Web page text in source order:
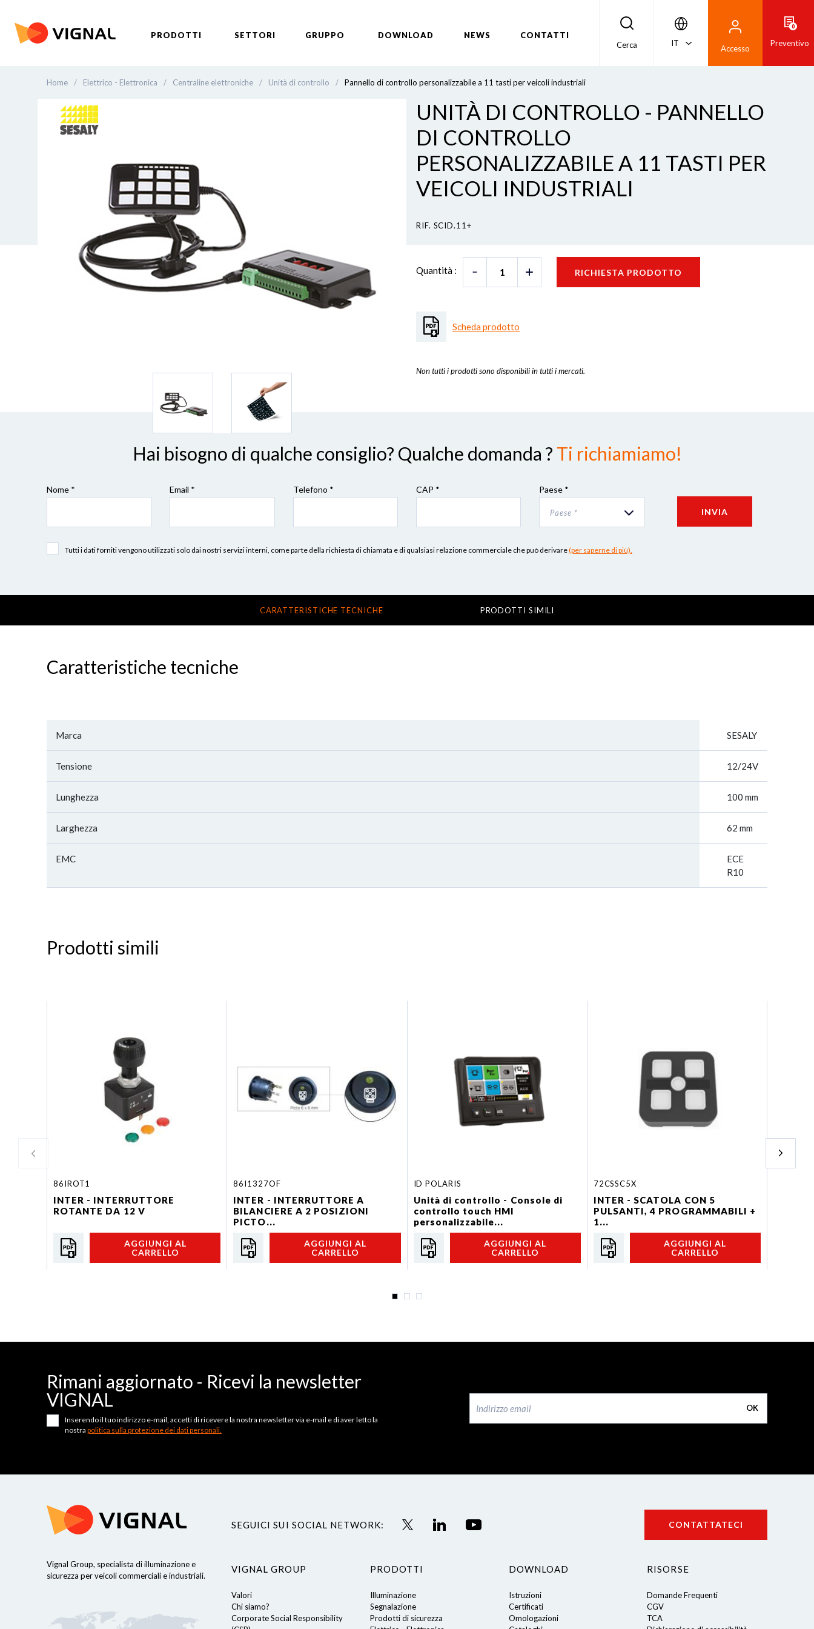
PRODOTTI SETTORI GRUPPO DOWNLOAD NEWS
CONTATTI
Cerca
IT
Accesso
0
Preventivo
Home / Elettrico - Elettronica / Centraline elettroniche / Unità di controllo / Pannello di controllo personalizzabile a 11 tasti per veicoli industriali
UNITÀ DI CONTROLLO - PANNELLO
DI CONTROLLO
PERSONALIZZABILE A 11 TASTI PER
VEICOLI INDUSTRIALI
RIF. SCID.11+
Quantità : RICHIESTA PRODOTTO
Scheda prodotto
Non tutti i prodotti sono disponibili in tutti i mercati.
Hai bisogno di qualche consiglio? Qualche domanda ? Ti richiamiamo!
Nome * Email * Telefono * CAP * Paese *
Paese * INVIA
Tutti i dati forniti vengono utilizzati solo dai nostri servizi interni, come parte della richiesta di chiamata e di qualsiasi relazione commerciale che può derivare(per saperne di più).
CARATTERISTICHE TECNICHE PRODOTTI SIMILI
Caratteristiche tecniche
Marca SESALY
Tensione 12/24V
Lunghezza 100 mm
Larghezza 62 mm
EMC
ECE
R10
Prodotti simili
86IROT1
INTER - INTERRUTTORE
ROTANTE DA 12 V
AGGIUNGI AL
CARRELLO
86I1327OF
INTER - INTERRUTTORE A
BILANCIERE A 2 POSIZIONI
PICTO...
AGGIUNGI AL
CARRELLO
ID POLARIS
Unità di controllo - Console di
controllo touch HMI
personalizzabile...
AGGIUNGI AL
CARRELLO
72CSSC5X
INTER - SCATOLA CON 5
PULSANTI, 4 PROGRAMMABILI +
1...
AGGIUNGI AL
CARRELLO
Rimani aggiornato - Ricevi la newsletter
VIGNAL
OK
Inserendo il tuo indirizzo e-mail, accetti di ricevere la nostra newsletter via e-mail e di aver letto la
nostra politica sulla protezione dei dati personali.
Vignal Group, specialista di illuminazione e
sicurezza per veicoli commerciali e industriali.
SEGUICI SUI SOCIAL NETWORK: CONTATTATECI
VIGNAL GROUP
Valori
Chi siamo?
Corporate Social Responsibility
PRODOTTI
Illuminazione
Segnalazione
Prodotti di sicurezza
DOWNLOAD
Istruzioni
Certificati
Omologazioni
RISORSE
Domande Frequenti
CGV
TCA